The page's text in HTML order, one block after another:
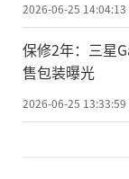
2026-06-25 14:04:13
保修2年：三星
售包装曝光
2026-06-25 13:33:59